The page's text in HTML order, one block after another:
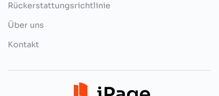
Rückerstattungsrichtlinie
Über uns
Kontakt